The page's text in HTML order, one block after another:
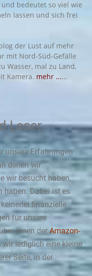
bedeutet so viel wie
lassen und sich frei
der Lust auf mehr
mit Nord-Süd-Gefälle
Wasser, mal zu Land,
Kamera. mehr ...…
Leser,
unsere Erfahrungen
denen wir
wir besucht haben,
haben. Dabei ist es
finanzielle
für unsere
einen der Amazon-
wir lediglich eine kleine
Seite, in der